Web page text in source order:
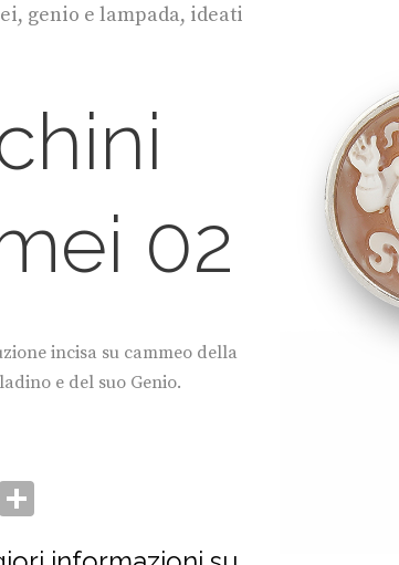
, genio e lampada, ideati
02
incisa su cammeo della
e del suo Genio.
W